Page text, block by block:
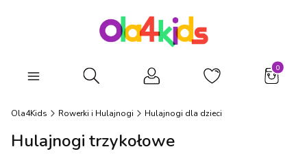
Otwórz wyszukiwarkę
Ola4Kids Rowerki i Hulajnogi Hulajnogi dla dzieci
Hulajnogi trzykołowe